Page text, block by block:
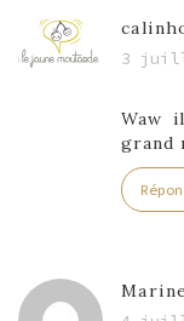
3
Waw
grand